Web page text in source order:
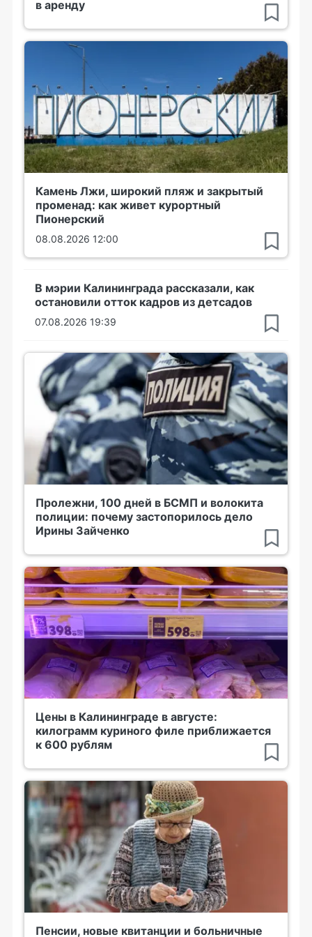
в аренду
Камень Лжи, широкий пляж и закрытый
променад: как живет курортный
Пионерский
08.08.2026 12:00
В мэрии Калининграда рассказали, как
остановили отток кадров из детсадов
07.08.2026 19:39
Пролежни, 100 дней в БСМП и волокита
полиции: почему застопорилось дело
Ирины Зайченко
Цены в Калининграде в августе:
килограмм куриного филе приближается
к 600 рублям
Пенсии, новые квитанции и больничные